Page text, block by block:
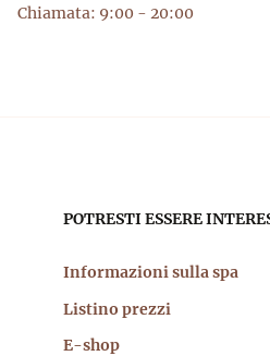
Chiamata: 9:00 - 20:00
POTRESTI ESSERE
Informazioni sulla spa
Listino prezzi
E-shop